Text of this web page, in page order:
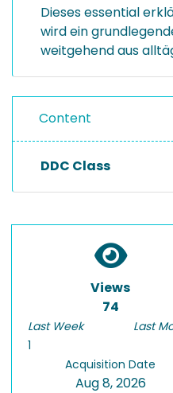
Dieses essential
wird ein
weitgehend aus
Content
DDC Class
Views
74
Last Week
1
Last
Acquisition Date
Aug 8, 2026